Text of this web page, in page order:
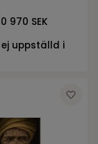
970 SEK
uppställd i